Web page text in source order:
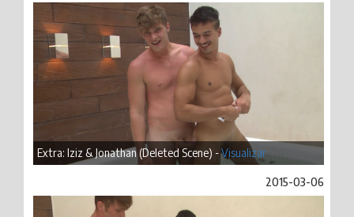
Extra: Iziz & Jonathan (Deleted Scene) -Visualizar
2015-03-06